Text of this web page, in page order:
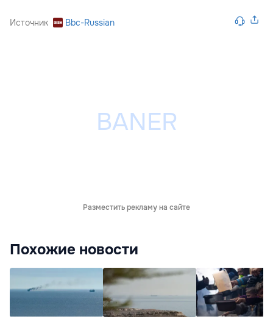
Источник Bbc-Russian
Разместить рекламу на сайте
Похожие новости